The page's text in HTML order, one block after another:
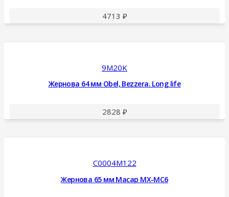
4713 ₽
9M20K
Жернова 64 мм Obel, Bezzera. Long life
2828 ₽
C0004M122
Жернова 65 мм Macap MX-MC6